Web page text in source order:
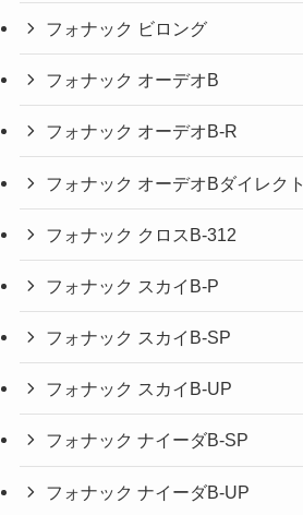
フォナック ビロング
フォナック オーデオB
フォナック オーデオB-R
フォナック オーデオBダイレクト
フォナック クロスB-312
フォナック スカイB-P
フォナック スカイB-SP
フォナック スカイB-UP
フォナック ナイーダB-SP
フォナック ナイーダB-UP